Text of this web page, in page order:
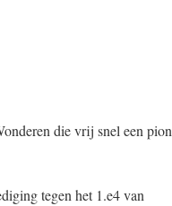
die vrij snel een pion
tegen het 1.e4 van